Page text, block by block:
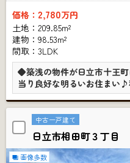
価格： 2,780万円
土地：209.85m²
建物：98.53m²
間取：3LDK
◆築浅の物件が日立市十王
当り良好な明るいお住まい♪
中古一戸建て
日立市相田町３丁目
画像多数